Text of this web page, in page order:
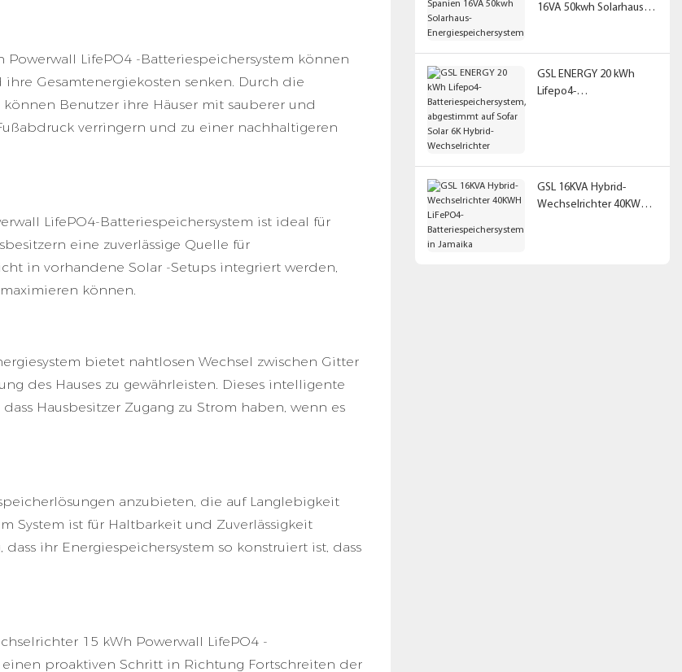
Powerwall LifePO4 -Batteriespeichersystem können
Gesamtenergiekosten senken. Durch die
Benutzer ihre Häuser mit sauberer und
verringern und zu einer nachhaltigeren
LifePO4-Batteriespeichersystem ist ideal für
eine zuverlässige Quelle für
in vorhandene Solar -Setups integriert werden,
können.
bietet nahtlosen Wechsel zwischen Gitter
des Hauses zu gewährleisten. Dieses intelligente
Hausbesitzer Zugang zu Strom haben, wenn es
anzubieten, die auf Langlebigkeit
System ist für Haltbarkeit und Zuverlässigkeit
ihr Energiespeichersystem so konstruiert ist, dass
15 kWh Powerwall LifePO4 -
proaktiven Schritt in Richtung Fortschreiten der
16VA 50kwh Solarhaus-
GSL ENERGY 20 kWh
Lifepo4-
GSL 16KVA Hybrid-
Wechselrichter 40KWH